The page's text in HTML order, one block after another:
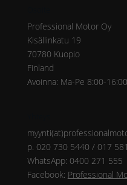
Professional Motor Oy
Kisällinkatu 19
70780 Kuopio
Finland
Avoinna: Ma-Pe 8:00-16:00
p. 020 730 5440 / 017
WhatsApp: 0400 271 555
Facebook: Professional